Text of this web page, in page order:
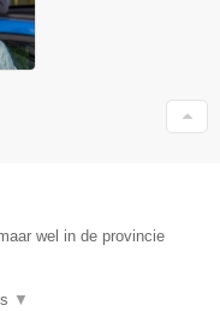
wel in de provincie
▼